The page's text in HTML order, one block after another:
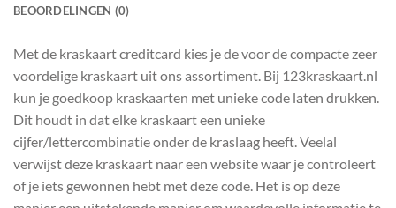
BEOORDELINGEN (0)
Met de kraskaart creditcard kies je de voor de compacte zeer
voordelige kraskaart uit ons assortiment. Bij 123kraskaart.nl
kun je goedkoop kraskaarten met unieke code laten drukken.
Dit houdt in dat elke kraskaart een unieke
cijfer/lettercombinatie onder de kraslaag heeft. Veelal
verwijst deze kraskaart naar een website waar je controleert
of je iets gewonnen hebt met deze code. Het is op deze